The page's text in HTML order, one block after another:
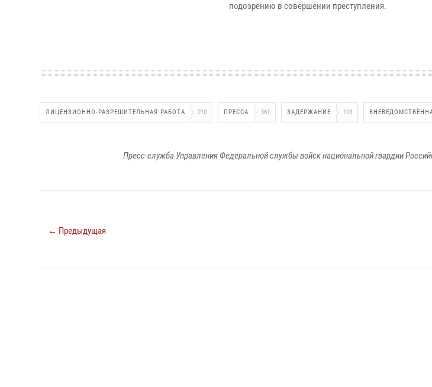
подозрению в совершении преступления.
ЛИЦЕНЗИОННО-РАЗРЕШИТЕЛЬНАЯ РАБОТА 210 ПРЕССА 361 ЗАДЕРЖАНИЕ 118
Пресс-служба Управления Федеральной службы войск национальной гвардии
← Предыдущая